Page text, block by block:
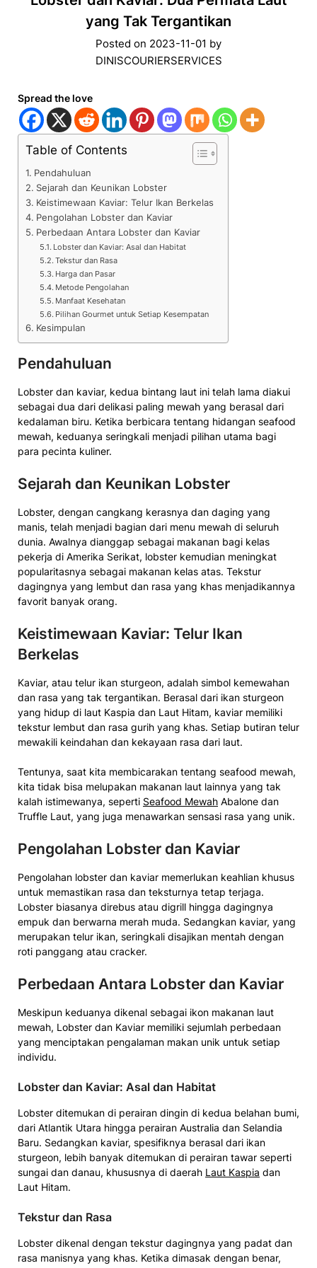
yang Tak Tergantikan
Posted on 2023-11-01 by
DINISCOURIERSERVICES
Spread the love
Table of Contents
Pendahuluan
Sejarah dan Keunikan Lobster
Keistimewaan Kaviar: Telur Ikan Berkelas
Pengolahan Lobster dan Kaviar
Perbedaan Antara Lobster dan Kaviar
Lobster dan Kaviar: Asal dan Habitat
Tekstur dan Rasa
Harga dan Pasar
Metode Pengolahan
Manfaat Kesehatan
Pilihan Gourmet untuk Setiap Kesempatan
Kesimpulan
Pendahuluan
Lobster dan kaviar, kedua bintang laut ini telah lama diakui
sebagai dua dari delikasi paling mewah yang berasal dari
kedalaman biru. Ketika berbicara tentang hidangan seafood
mewah, keduanya seringkali menjadi pilihan utama bagi
para pecinta kuliner.
Sejarah dan Keunikan Lobster
Lobster, dengan cangkang kerasnya dan daging yang
manis, telah menjadi bagian dari menu mewah di seluruh
dunia. Awalnya dianggap sebagai makanan bagi kelas
pekerja di Amerika Serikat, lobster kemudian meningkat
popularitasnya sebagai makanan kelas atas. Tekstur
dagingnya yang lembut dan rasa yang khas menjadikannya
favorit banyak orang.
Keistimewaan Kaviar: Telur Ikan
Berkelas
Kaviar, atau telur ikan sturgeon, adalah simbol kemewahan
dan rasa yang tak tergantikan. Berasal dari ikan sturgeon
yang hidup di laut Kaspia dan Laut Hitam, kaviar memiliki
tekstur lembut dan rasa gurih yang khas. Setiap butiran telur
mewakili keindahan dan kekayaan rasa dari laut.
Tentunya, saat kita membicarakan tentang seafood mewah,
kita tidak bisa melupakan makanan laut lainnya yang tak
kalah istimewanya, seperti Seafood Mewah Abalone dan
Truffle Laut, yang juga menawarkan sensasi rasa yang unik.
Pengolahan Lobster dan Kaviar
Pengolahan lobster dan kaviar memerlukan keahlian khusus
untuk memastikan rasa dan teksturnya tetap terjaga.
Lobster biasanya direbus atau digrill hingga dagingnya
empuk dan berwarna merah muda. Sedangkan kaviar, yang
merupakan telur ikan, seringkali disajikan mentah dengan
roti panggang atau cracker.
Perbedaan Antara Lobster dan Kaviar
Meskipun keduanya dikenal sebagai ikon makanan laut
mewah, Lobster dan Kaviar memiliki sejumlah perbedaan
yang menciptakan pengalaman makan unik untuk setiap
individu.
Lobster dan Kaviar: Asal dan Habitat
Lobster ditemukan di perairan dingin di kedua belahan bumi,
dari Atlantik Utara hingga perairan Australia dan Selandia
Baru. Sedangkan kaviar, spesifiknya berasal dari ikan
sturgeon, lebih banyak ditemukan di perairan tawar seperti
sungai dan danau, khususnya di daerah Laut Kaspia dan
Laut Hitam.
Tekstur dan Rasa
Lobster dikenal dengan tekstur dagingnya yang padat dan
rasa manisnya yang khas. Ketika dimasak dengan benar,